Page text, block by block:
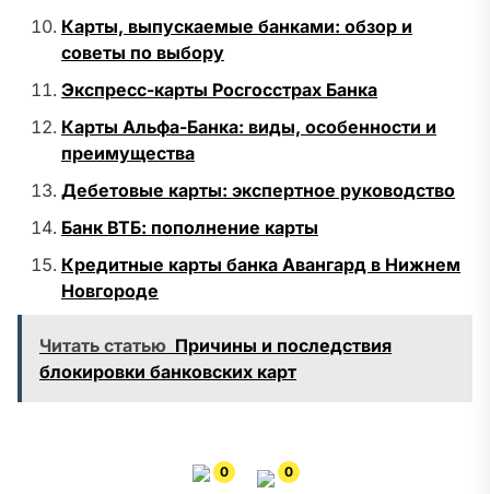
Карты, выпускаемые банками: обзор и
советы по выбору
Экспресс-карты Росгосстрах Банка
Карты Альфа-Банка: виды, особенности и
преимущества
Дебетовые карты: экспертное руководство
Банк ВТБ: пополнение карты
Кредитные карты банка Авангард в Нижнем
Новгороде
Читать статью Причины и последствия
блокировки банковских карт
0 0